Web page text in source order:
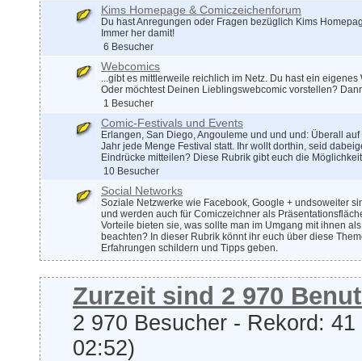
Kims Homepage & Comiczeichenforum
Du hast Anregungen oder Fragen bezüglich Kims
Immer her damit!
6 Besucher
Webcomics
...gibt es mittlerweile reichlich im Netz. Du hast ein eigenes
Oder möchtest Deinen Lieblingswebcomic vorstellen?
1 Besucher
Comic-Festivals und Events
Erlangen, San Diego, Angouleme und und und: Überall
Jahr jede Menge Festival statt. Ihr wollt dorthin, seid
Eindrücke mitteilen? Diese Rubrik gibt euch die
10 Besucher
Social Networks
Soziale Netzwerke wie Facebook, Google + undsoweiter
und werden auch für Comiczeichner als
Vorteile bieten sie, was sollte man im Umgang mit ihnen
beachten? In dieser Rubrik könnt ihr euch über diese
Erfahrungen schildern und Tipps geben.
Zurzeit sind 2 970
2 970 Besucher - Rekord:
02:52)